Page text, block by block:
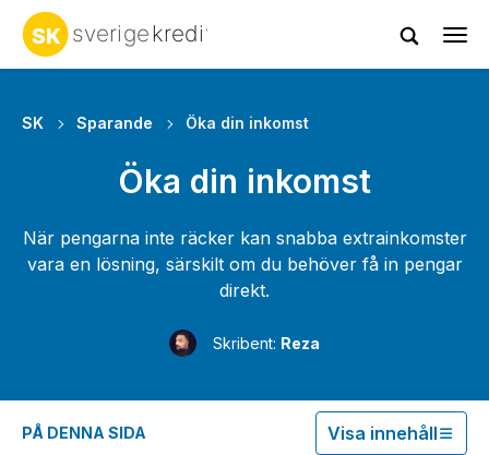
SK Sparande Öka din inkomst
Öka din inkomst
När pengarna inte räcker kan snabba extrainkomster
vara en lösning, särskilt om du behöver få in pengar
direkt.
Skribent: Reza
PÅ DENNA SIDA Visa innehåll